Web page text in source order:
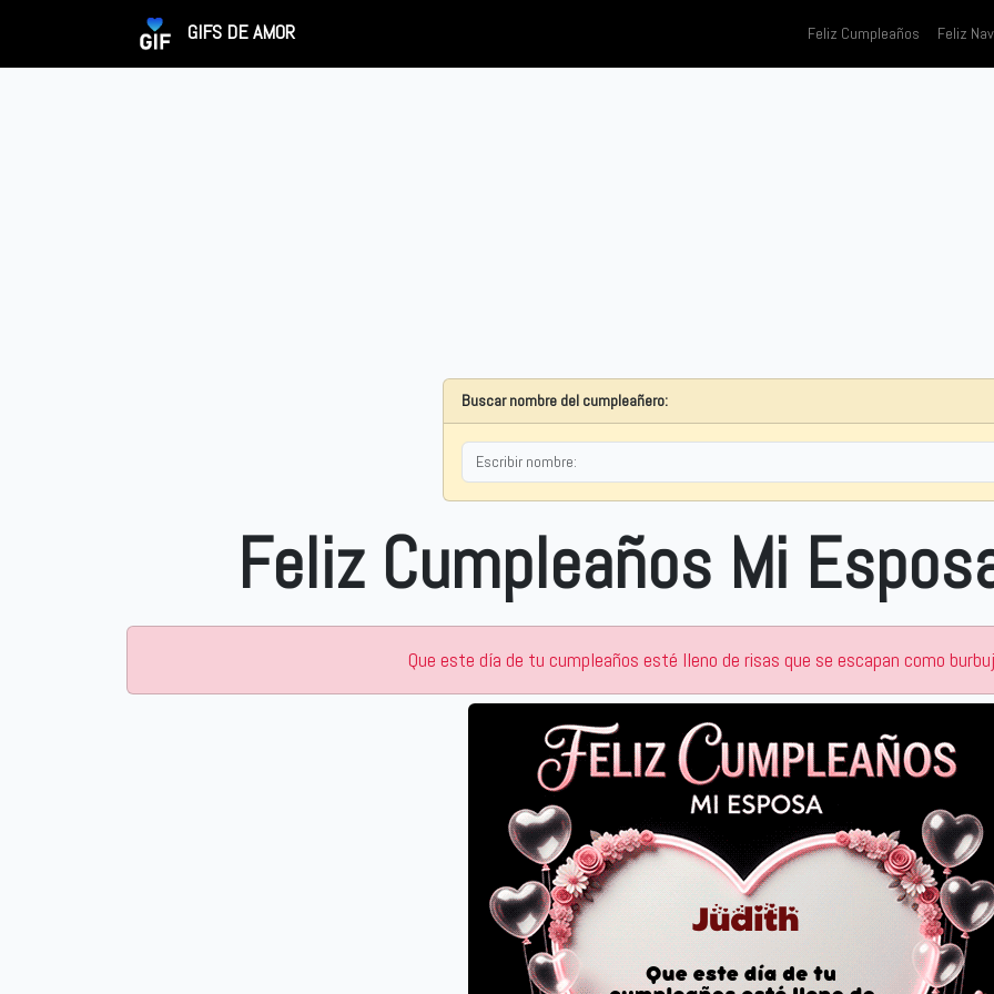
GIFS DE AMOR Feliz Cumpleaños Feliz
Buscar nombre del cumpleañero:
Cumpleaños Mi Esposa Judith
Que este día de tu cumpleaños esté lleno de risas que se escapan como